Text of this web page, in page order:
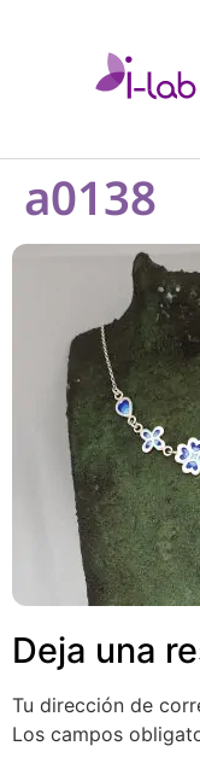
a0138
Deja una
Tu dirección de
Los campos